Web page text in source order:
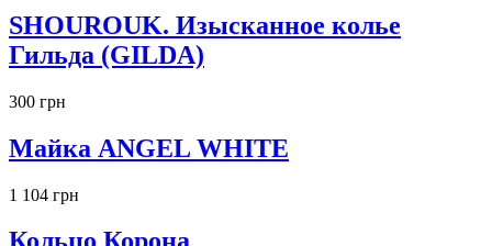
SHOUROUK. Изысканное колье
Гильда (GILDA)
300 грн
Майка ANGEL WHITE
1 104 грн